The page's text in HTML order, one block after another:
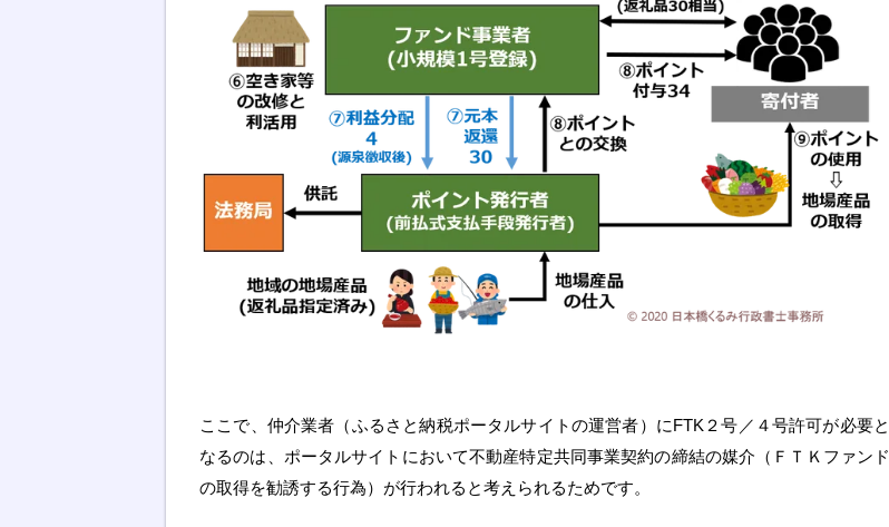
ここで、仲介業者（ふるさと納税ポータルサイトの運営者）にFTK２号／４号許可が必要と
なるのは、ポータルサイトにおいて不動産特定共同事業契約の締結の媒介（ＦＴＫファンド
の取得を勧誘する行為）が行われると考えられるためです。